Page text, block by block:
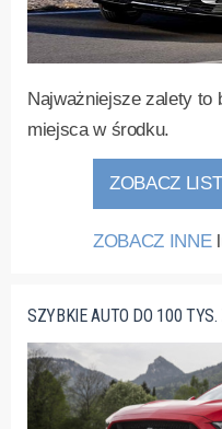
Najważniejsze zalety to
miejsca w środku.
ZOBACZ
ZOBACZ INNE
SZYBKIE AUTO DO 100 TYS.